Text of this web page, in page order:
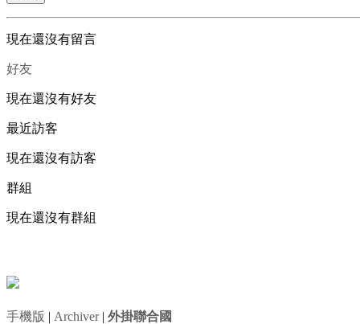
現在還沒有留言
好友
現在還沒有好友
最近訪客
現在還沒有訪客
群組
現在還沒有群組
手機版 | Archiver| 外掛聯合國